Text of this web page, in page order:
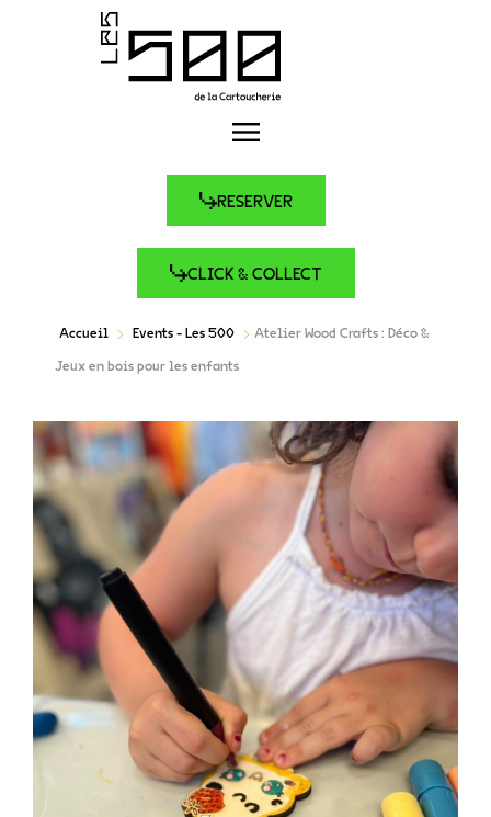
RESERVER
CLICK & COLLECT
Accueil Events - Les 500
Atelier Wood Crafts : Déco &
Jeux en bois pour les enfants